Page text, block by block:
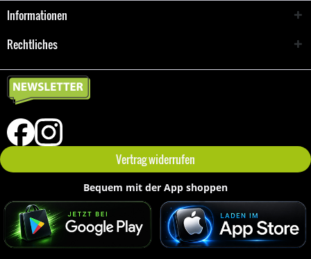
Informationen
Rechtliches
Vertrag widerrufen
Bequem mit der App shoppen